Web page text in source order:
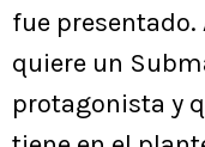
fue presentado.
quiere un
protagonista y